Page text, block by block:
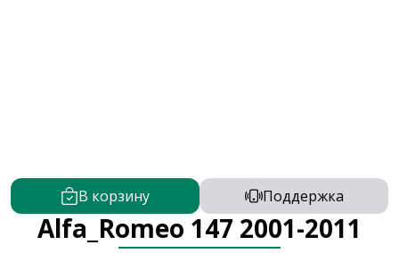
В корзину Поддержка
Alfa_Romeo 147 2001-2011